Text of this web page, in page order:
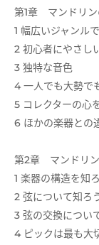
第1章 マンドリン
1 幅広いジャンル
2 初心者にやさし
3 独特な音色
4 一人でも大勢で
5 コレクターの心
6 ほかの楽器との
第2章 マンドリ
1 楽器の構造を知
2 弦について知ろ
3 弦の交換につい
4 ピックは最も大